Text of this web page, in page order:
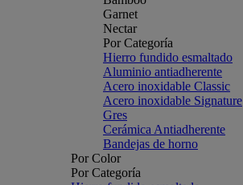
Garnet
Nectar
Por Categoría
Hierro fundido esmaltado
Aluminio antiadherente
Acero inoxidable Classic
Acero inoxidable Signature
Gres
Cerámica Antiadherente
Bandejas de horno
Por Color
Por Categoría